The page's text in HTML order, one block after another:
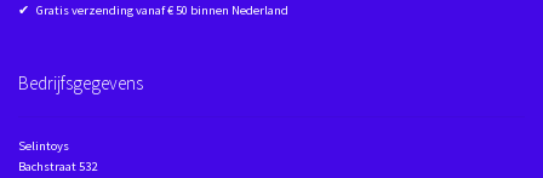
✔ Gratis verzending vanaf € 50 binnen Nederland
Bedrijfsgegevens
Selintoys
Bachstraat 532